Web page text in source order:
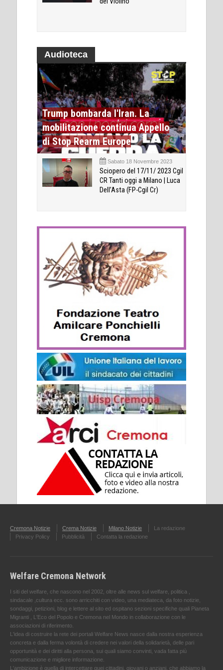
Audioteca
Trump bombarda l'Iran. La
mobilitazione continua Appello
di Stop Rearm Europe
Sabato 18 Novembre 2023
Sciopero del 17/11/ 2023 Cgil
CR Tanti oggi a Milano | Luca
Dell’Asta (FP-Cgil Cr)
Cremona Notizie Crema Notizie Milano Notizie
La redazione
Privacy Policy
Pubblicità Contatta la redazione
Welfare Cremona Network
I siti del welfare, che nascono nel 2002, oltre alle news sul welfare, politica ,
sindacale ,cultura ecc. sono arricchiti con video, una mediateca, da foto notizie,
sondaggi, petizioni, blog e lettere al sito ed ospitano sezioni specifiche quali Pianeta
Migranti , L'Eco del Popolo e Cremona nel Mondo in collaborazione con le
associazioni di riferimento.
L'idea di costruire la rete dei portali Welfare News nasce dalla nostra esperienza
concreta e dalla ferma volontà di credere nei valori della solidarietà, delle pari
opportunità e dei diritti alla persona, sui quali siamo convinti, vada fatta più
comunicazione e migliore informazione.
L'ambizione è quella di intercettare quei cittadini, giovani o anziani, che abbiamo la